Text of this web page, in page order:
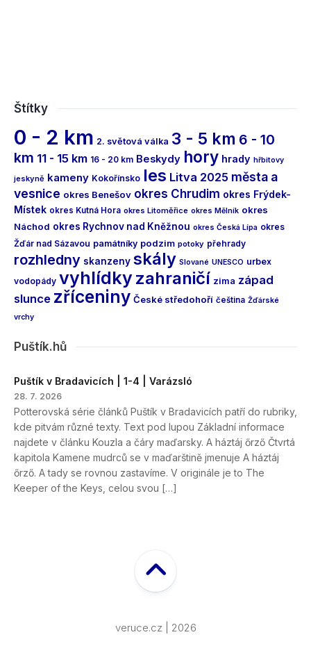
Štítky
0 - 2 km 2. světová válka 3 - 5 km 6 - 10
km 11 - 15 km 16 - 20 km Beskydy hory hrady hřbitovy
jeskyně kameny Kokořínsko les Litva 2025 města a
vesnice okres Benešov okres Chrudim okres Frýdek-
Místek okres Kutná Hora okres Litoměřice okres Mělník okres
Náchod okres Rychnov nad Kněžnou okres Česká Lípa okres
Žďár nad Sázavou památníky podzim potoky přehrady
rozhledny skanzeny skály Slované UNESCO urbex
vodopády vyhlídkyzahraničí zima západ
slunce zříceniny České středohoří čeština Žďárské
vrchy
Puštík.hů
Puštík v Bradavicích | 1-4 | Varázsló
28. 7. 2026
Potterovská série článků Puštík v Bradavicích patří do rubriky,
kde pitvám různé texty. Text pod lupou Základní informace
najdete v článku Kouzla a čáry maďarsky. A háztáj őrző Čtvrtá
kapitola Kamene mudrců se v maďarštině jmenuje A háztáj
őrző. A tady se rovnou zastavíme. V originále je to The
Keeper of the Keys, celou svou […]
veruce.cz | 2026